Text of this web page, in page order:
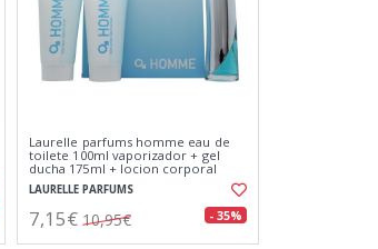
Laurelle parfums homme eau de
toilete 100ml vaporizador + gel
ducha 175ml + locion corporal
175ml
LAURELLE PARFUMS
7,15€ 10,95€ - 35%